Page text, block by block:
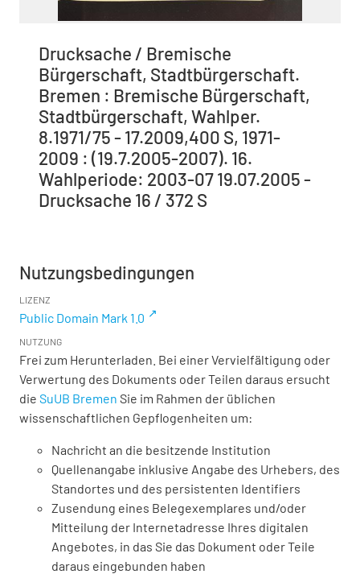
Drucksache / Bremische
Bürgerschaft, Stadtbürgerschaft.
Bremen : Bremische Bürgerschaft,
Stadtbürgerschaft, Wahlper.
8.1971/75 - 17.2009,400 S, 1971-
2009 : (19.7.2005-2007). 16.
Wahlperiode: 2003-07 19.07.2005 -
Drucksache 16 / 372 S
Nutzungsbedingungen
LIZENZ
Public Domain Mark 1.0
NUTZUNG
Frei zum Herunterladen. Bei einer Vervielfältigung oder
Verwertung des Dokuments oder Teilen daraus ersucht
die SuUB Bremen Sie im Rahmen der üblichen
wissenschaftlichen Gepflogenheiten um:
Nachricht an die besitzende Institution
Quellenangabe inklusive Angabe des Urhebers, des
Standortes und des persistenten Identifiers
Zusendung eines Belegexemplares und/oder
Mitteilung der Internetadresse Ihres digitalen
Angebotes, in das Sie das Dokument oder Teile
daraus eingebunden haben